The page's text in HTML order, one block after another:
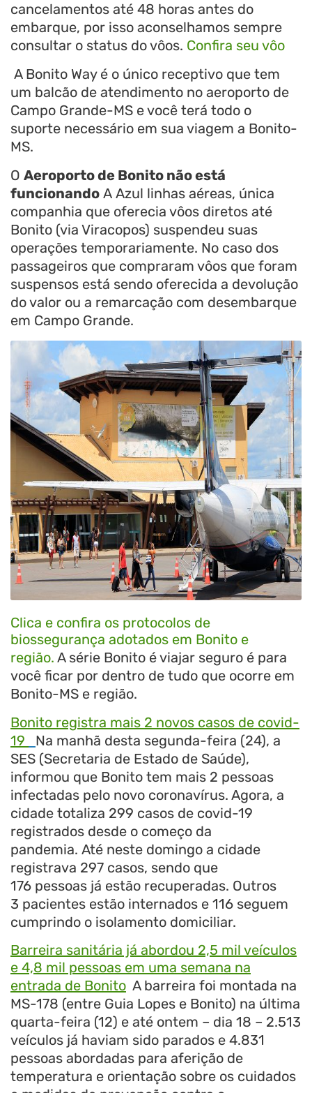
cancelamentos até 48 horas antes do
embarque, por isso aconselhamos sempre
consultar o status do vôos. Confira seu vôo
A Bonito Way é o único receptivo que tem
um balcão de atendimento no aeroporto de
Campo Grande-MS e você terá todo o
suporte necessário em sua viagem a Bonito-
MS.
O Aeroporto de Bonito não está
funcionando A Azul linhas aéreas, única
companhia que oferecia vôos diretos até
Bonito (via Viracopos) suspendeu suas
operações temporariamente. No caso dos
passageiros que compraram vôos que foram
suspensos está sendo oferecida a devolução
do valor ou a remarcação com desembarque
em Campo Grande.
Clica e confira os protocolos de
biossegurança adotados em Bonito e
região. A série Bonito é viajar seguro é para
você ficar por dentro de tudo que ocorre em
Bonito-MS e região.
Bonito registra mais 2 novos casos de covid-
19
Na manhã desta segunda-feira (24), a
SES (Secretaria de Estado de Saúde),
informou que Bonito tem mais 2 pessoas
infectadas pelo novo coronavírus. Agora, a
cidade totaliza 299 casos de covid-19
registrados desde o começo da
pandemia. Até neste domingo a cidade
registrava 297 casos, sendo que
176 pessoas já estão recuperadas. Outros
3 pacientes estão internados e 116 seguem
cumprindo o isolamento domiciliar.
Barreira sanitária já abordou 2,5 mil veículos
e 4,8 mil pessoas em uma semana na
entrada de Bonito A barreira foi montada na
MS-178 (entre Guia Lopes e Bonito) na última
quarta-feira (12) e até ontem – dia 18 – 2.513
veículos já haviam sido parados e 4.831
pessoas abordadas para aferição de
temperatura e orientação sobre os cuidados